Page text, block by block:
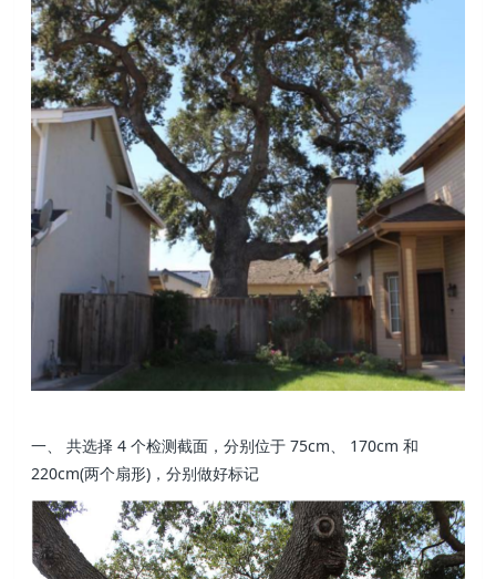
一、 共选择 4 个检测截面，分别位于 75cm、 170cm 和
220cm(两个扇形)，分别做好标记